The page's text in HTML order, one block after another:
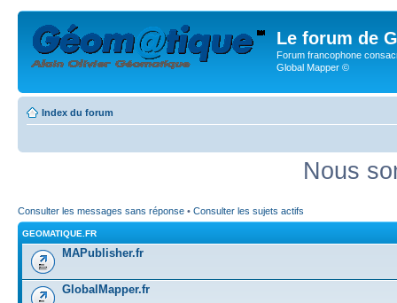
Le forum de
Forum francophone
Global Mapper ©
Index du forum
Nous
Consulter les messages sans réponse • Consulter les sujets actifs
GEOMATIQUE.FR
MAPublisher.fr
GlobalMapper.fr